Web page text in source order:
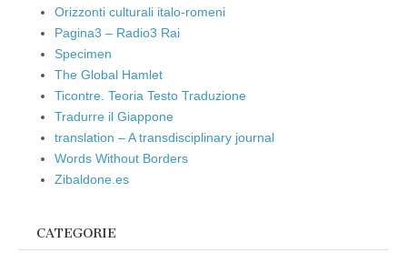
Orizzonti culturali italo-romeni
Pagina3 – Radio3 Rai
Specimen
The Global Hamlet
Ticontre. Teoria Testo Traduzione
Tradurre il Giappone
translation – A transdisciplinary journal
Words Without Borders
Zibaldone.es
CATEGORIE